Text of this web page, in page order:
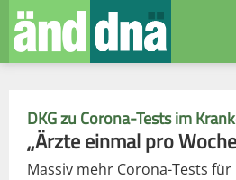
DKG zu Corona-Tests im
„Ärzte einmal pro
Massiv mehr Corona-Tests